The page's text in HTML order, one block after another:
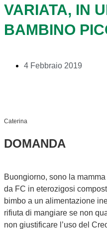
VARIATA, IN
BAMBINO
4 Febbraio 2019
Caterina
DOMANDA
Buongiorno, sono la
da FC in eterozigosi
bimbo a un alimentazione
rifiuta di mangiare se non
non giustificare l’uso del